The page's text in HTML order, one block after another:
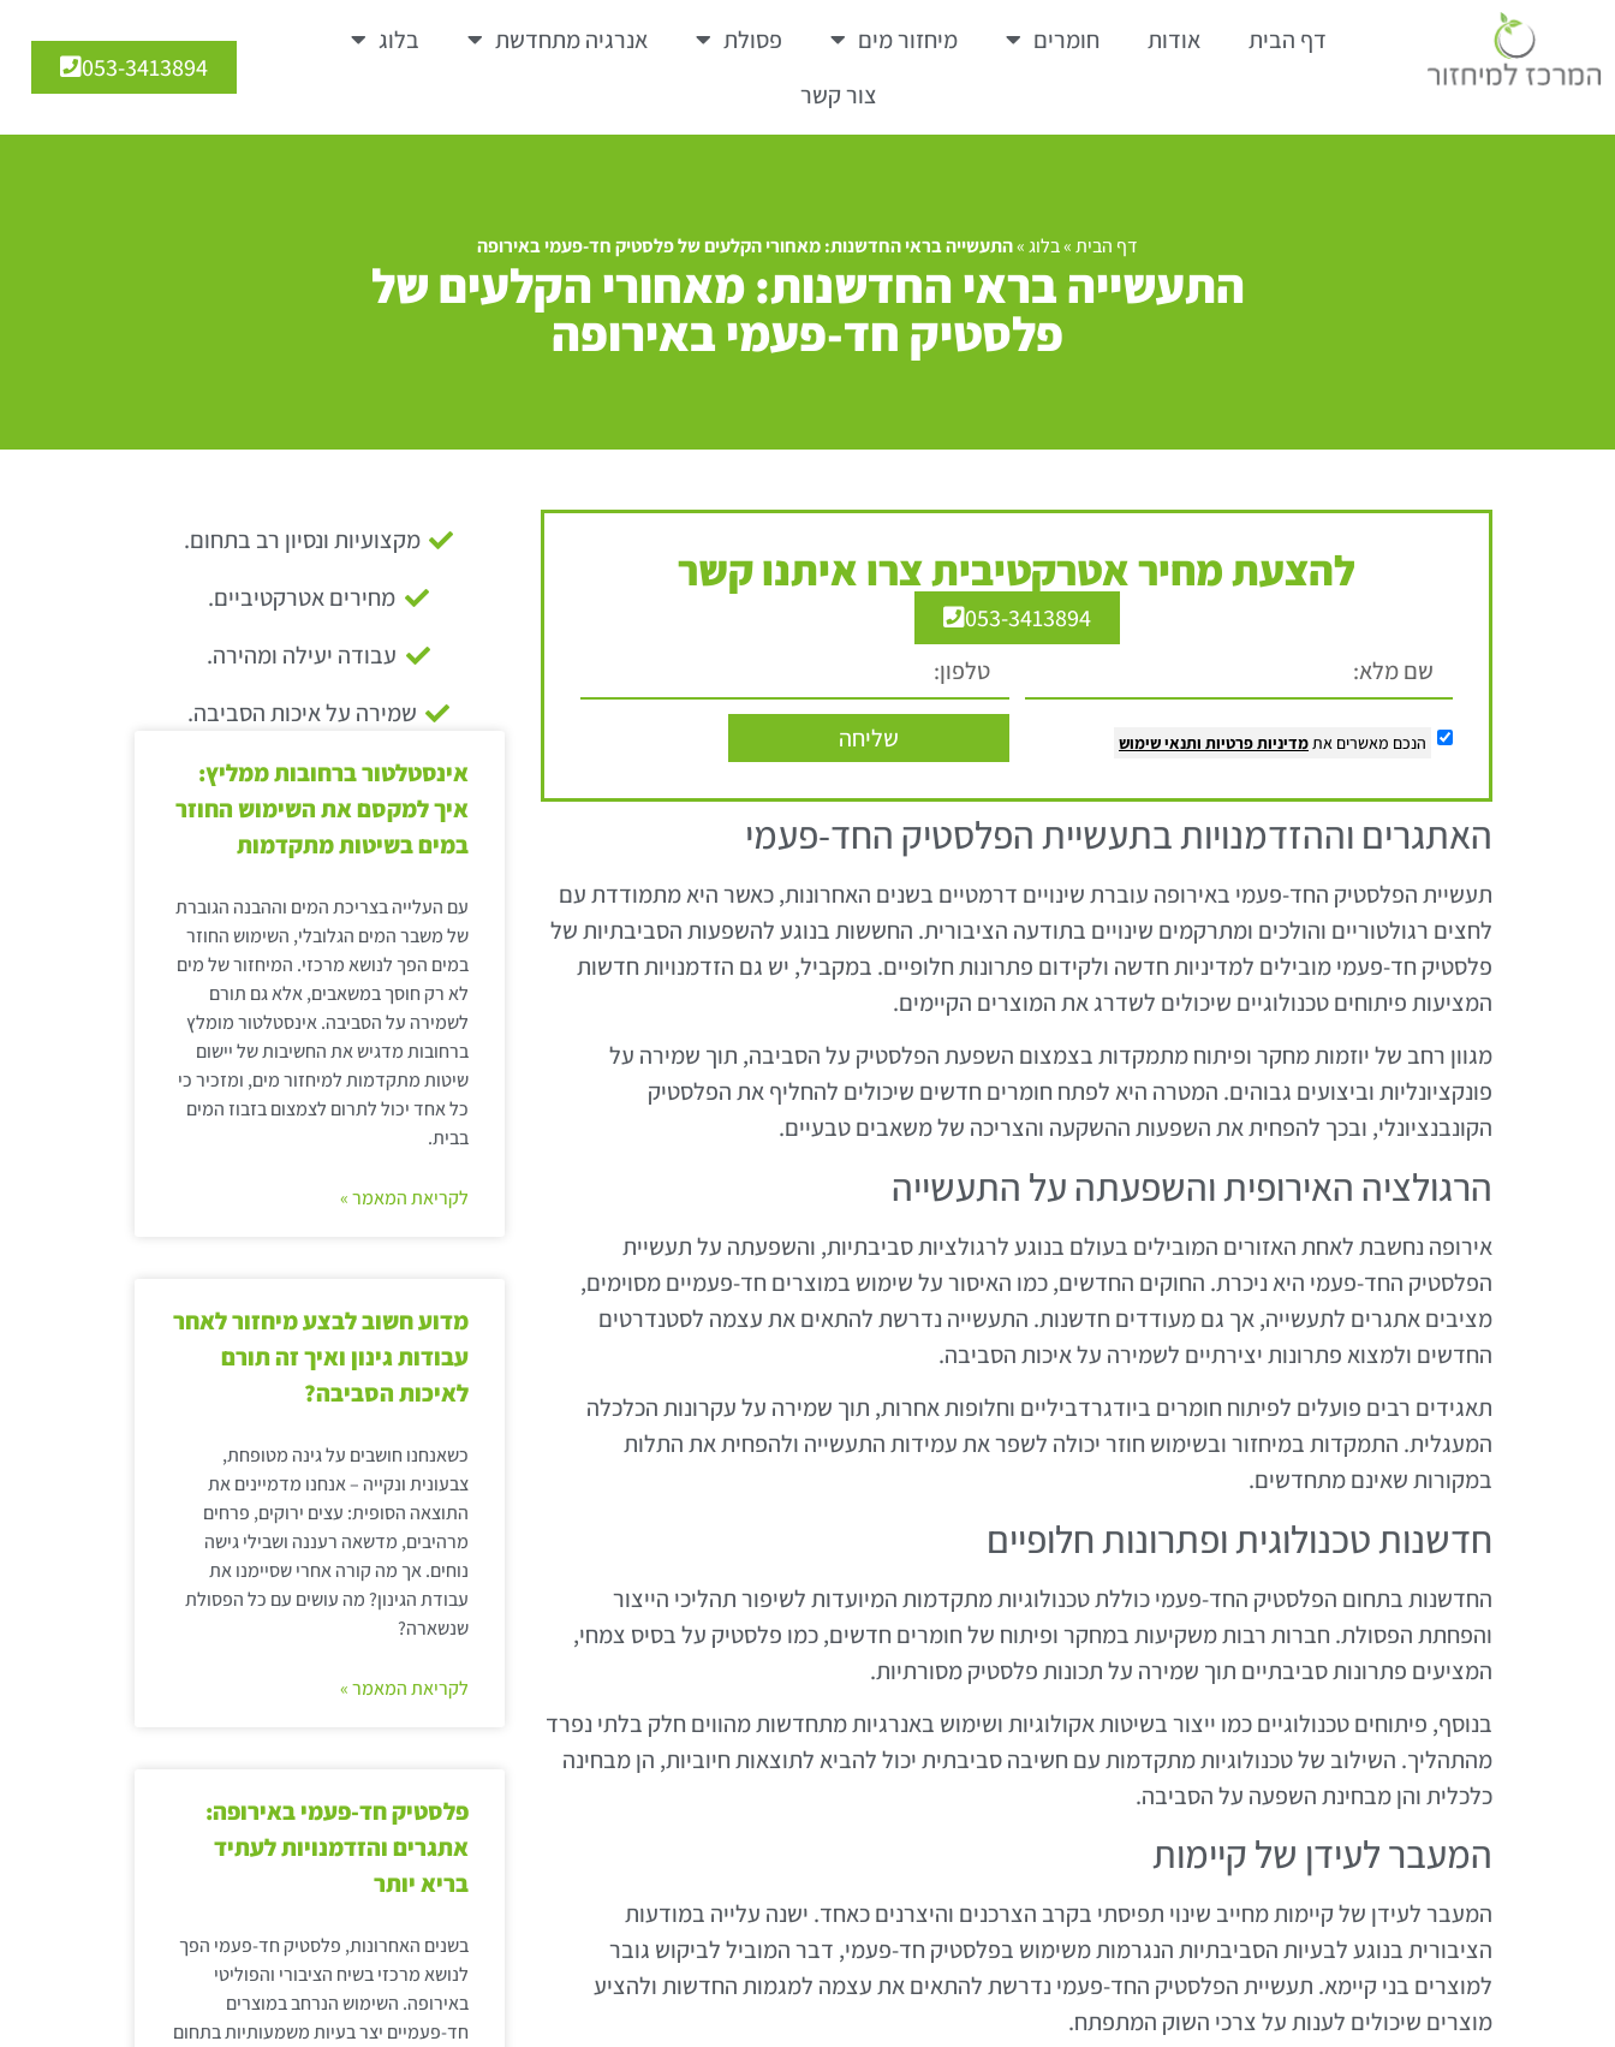
דף הבית אודות חומרים מיחזור מים פסולת אנרגיה מתחדשת
בלוג
צור קשר
053-3413894
דף הבית»בלוג»התעשייה בראי החדשנות: מאחורי הקלעים של פלסטיק חד-פעמי באירופה
התעשייה בראי החדשנות: מאחורי הקלעים של
פלסטיק חד-פעמי באירופה
להצעת מחיר אטרקטיבית צרו איתנו קשר
053-3413894
הנכם מאשרים אתמדיניות פרטיות ותנאי שימוש שליחה
האתגרים וההזדמנויות בתעשיית הפלסטיק החד-פעמי
תעשיית הפלסטיק החד-פעמי באירופה עוברת שינויים דרמטיים בשנים האחרונות, כאשר היא מתמודדת עם
לחצים רגולטוריים והולכים ומתרקמים שינויים בתודעה הציבורית. החששות בנוגע להשפעות הסביבתיות של
פלסטיק חד-פעמי מובילים למדיניות חדשה ולקידום פתרונות חלופיים. במקביל, יש גם הזדמנויות חדשות
המציעות פיתוחים טכנולוגיים שיכולים לשדרג את המוצרים הקיימים.
מגוון רחב של יוזמות מחקר ופיתוח מתמקדות בצמצום השפעת הפלסטיק על הסביבה, תוך שמירה על
פונקציונליות וביצועים גבוהים. המטרה היא לפתח חומרים חדשים שיכולים להחליף את הפלסטיק
הקונבנציונלי, ובכך להפחית את השפעות ההשקעה והצריכה של משאבים טבעיים.
הרגולציה האירופית והשפעתה על התעשייה
אירופה נחשבת לאחת האזורים המובילים בעולם בנוגע לרגולציות סביבתיות, והשפעתה על תעשיית
הפלסטיק החד-פעמי היא ניכרת. החוקים החדשים, כמו האיסור על שימוש במוצרים חד-פעמיים מסוימים,
מציבים אתגרים לתעשייה, אך גם מעודדים חדשנות. התעשייה נדרשת להתאים את עצמה לסטנדרטים
החדשים ולמצוא פתרונות יצירתיים לשמירה על איכות הסביבה.
תאגידים רבים פועלים לפיתוח חומרים ביודגרדביליים וחלופות אחרות, תוך שמירה על עקרונות הכלכלה
המעגלית. התמקדות במיחזור ובשימוש חוזר יכולה לשפר את עמידות התעשייה ולהפחית את התלות
במקורות שאינם מתחדשים.
חדשנות טכנולוגית ופתרונות חלופיים
החדשנות בתחום הפלסטיק החד-פעמי כוללת טכנולוגיות מתקדמות המיועדות לשיפור תהליכי הייצור
והפחתת הפסולת. חברות רבות משקיעות במחקר ופיתוח של חומרים חדשים, כמו פלסטיק על בסיס צמחי,
המציעים פתרונות סביבתיים תוך שמירה על תכונות פלסטיק מסורתיות.
בנוסף, פיתוחים טכנולוגיים כמו ייצור בשיטות אקולוגיות ושימוש באנרגיות מתחדשות מהווים חלק בלתי נפרד
מהתהליך. השילוב של טכנולוגיות מתקדמות עם חשיבה סביבתית יכול להביא לתוצאות חיוביות, הן מבחינה
כלכלית והן מבחינת השפעה על הסביבה.
המעבר לעידן של קיימות
המעבר לעידן של קיימות מחייב שינוי תפיסתי בקרב הצרכנים והיצרנים כאחד. ישנה עלייה במודעות
הציבורית בנוגע לבעיות הסביבתיות הנגרמות משימוש בפלסטיק חד-פעמי, דבר המוביל לביקוש גובר
למוצרים בני קיימא. תעשיית הפלסטיק החד-פעמי נדרשת להתאים את עצמה למגמות החדשות ולהציע
מוצרים שיכולים לענות על צרכי השוק המתפתח.
מקצועיות ונסיון רב בתחום.
מחירים אטרקטיביים.
עבודה יעילה ומהירה.
שמירה על איכות הסביבה.
אינסטלטור ברחובות ממליץ:
איך למקסם את השימוש החוזר
במים בשיטות מתקדמות
עם העלייה בצריכת המים וההבנה הגוברת
של משבר המים הגלובלי, השימוש החוזר
במים הפך לנושא מרכזי. המיחזור של מים
לא רק חוסך במשאבים, אלא גם תורם
לשמירה על הסביבה. אינסטלטור מומלץ
ברחובות מדגיש את החשיבות של יישום
שיטות מתקדמות למיחזור מים, ומזכיר כי
כל אחד יכול לתרום לצמצום בזבוז המים
בבית.
לקריאת המאמר »
מדוע חשוב לבצע מיחזור לאחר
עבודות גינון ואיך זה תורם
לאיכות הסביבה?
כשאנחנו חושבים על גינה מטופחת,
צבעונית ונקייה – אנחנו מדמיינים את
התוצאה הסופית: עצים ירוקים, פרחים
מרהיבים, מדשאה רעננה ושבילי גישה
נוחים. אך מה קורה אחרי שסיימנו את
עבודת הגינון? מה עושים עם כל הפסולת
שנשארה?
לקריאת המאמר »
פלסטיק חד-פעמי באירופה:
אתגרים והזדמנויות לעתיד
בריא יותר
בשנים האחרונות, פלסטיק חד-פעמי הפך
לנושא מרכזי בשיח הציבורי והפוליטי
באירופה. השימוש הנרחב במוצרים
חד-פעמיים יצר בעיות משמעותיות בתחום